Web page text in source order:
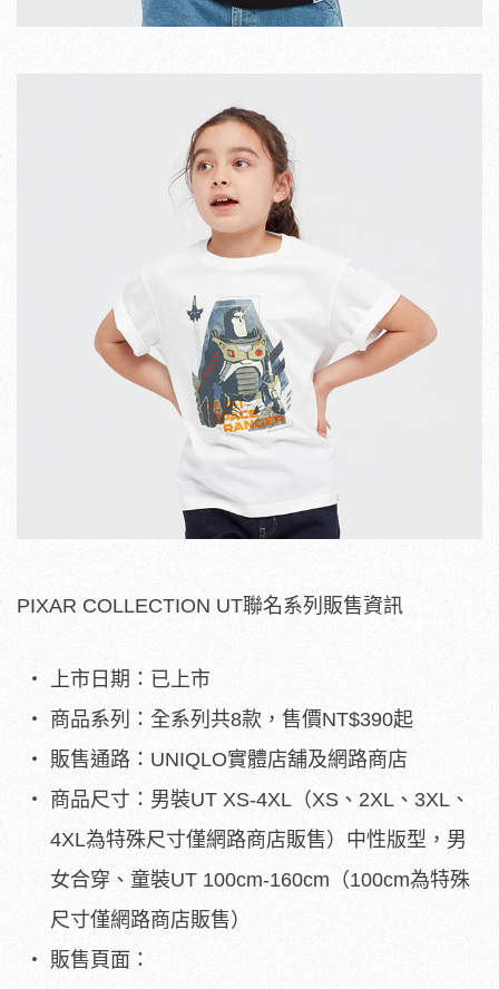
PIXAR COLLECTION UT聯名系列販售資訊
上市日期：已上市
商品系列：全系列共8款，售價NT$390起
販售通路：UNIQLO實體店舖及網路商店
商品尺寸：男裝UT XS-4XL（XS、2XL、3XL、
4XL為特殊尺寸僅網路商店販售）中性版型，男
女合穿、童裝UT 100cm-160cm（100cm為特殊
尺寸僅網路商店販售）
販售頁面：